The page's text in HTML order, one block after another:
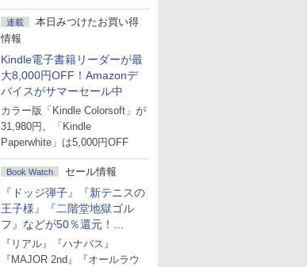
連載
本日みつけたお買い得
情報
Kindle電子書籍リーダーが最
大8,000円OFF！Amazonデ
バイスがサマーセール中
カラー版「Kindle Colorsoft」が
31,980円。「Kindle
Paperwhite」は5,000円OFF
Book Watch セール情報
『ドッジ弾子』『新テニスの
王子様』『二階堂地獄ゴル
フ』などが50％還元！
Amazonマンガ週末セール
『リアル』『ハナバス』
『MAJOR 2nd』『オールラウ